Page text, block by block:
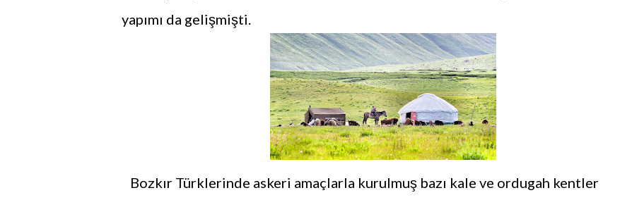
yapımı da gelişmişti.
Bozkır Türklerinde askeri amaçlarla kurulmuş bazı kale ve ordugah kentler